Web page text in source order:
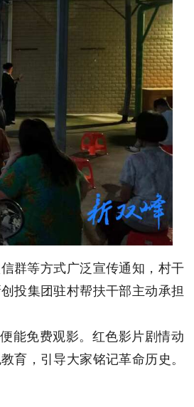
群等方式广泛宣传通知，村干
投集团驻村帮扶干部主动承担
能免费观影。红色影片剧情动
育，引导大家铭记革命历史。